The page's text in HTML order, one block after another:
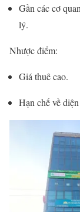
Gần các cơ
lý.
Nhược điểm:
Giá thuê cao.
Hạn chế về